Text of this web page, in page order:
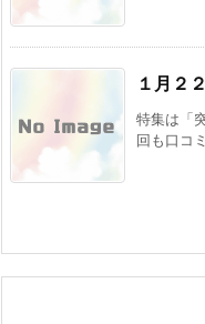
１月２
特集は「
回も口コ